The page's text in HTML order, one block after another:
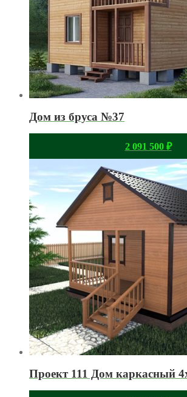
Дом из бруса №37
2 091 500 ₽
Проект 111 Дом каркасный